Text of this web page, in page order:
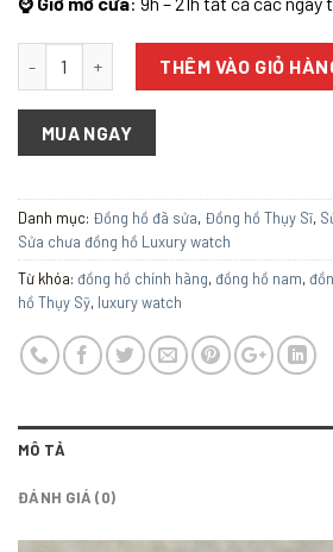
THÊM VÀO GIỎ
MUA NGAY
Danh mục: Đồng hồ đã sửa, Đồng hồ Thụy Sĩ,
Sửa chưa đồng hồ Luxury watch
Từ khóa: đồng hồ chính hãng,đồng hồ nam,
hồ Thụy Sỹ, luxury watch
MÔ TẢ
ĐÁNH GIÁ (0)